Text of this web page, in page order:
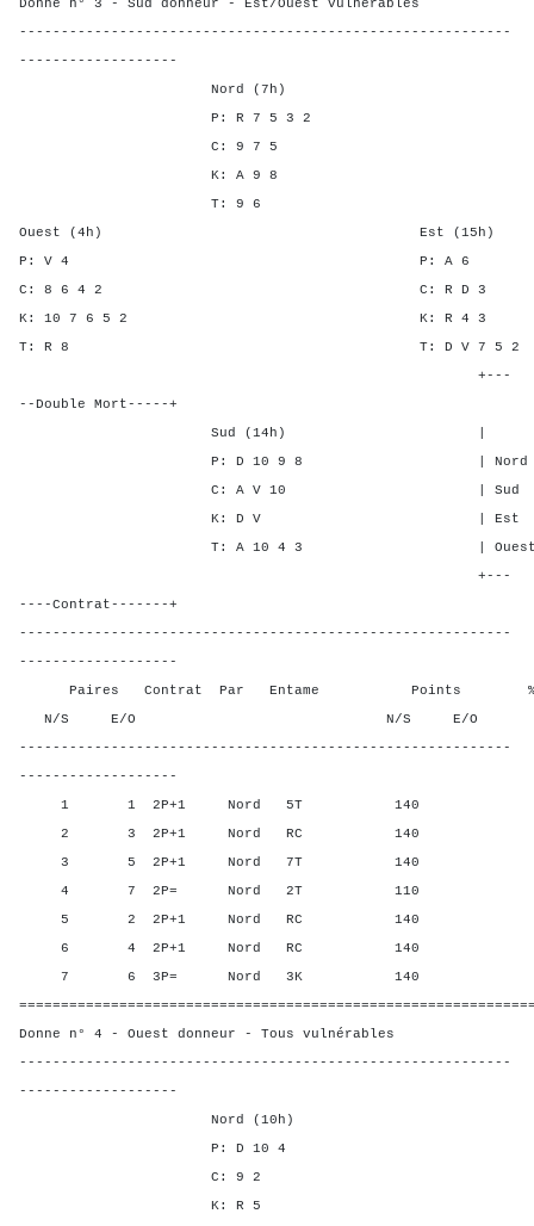
Donne n° 3 - Sud donneur - Est/Ouest vulnérables
-----------------------------------------------------------
-------------------
Nord (7h)
P: R 7 5 3 2
C: 9 7 5
K: A 9 8
T: 9 6
Ouest (4h) Est (15h)
P: V 4 P: A
C: 8 6 4 2 C: R
K: 10 7 6 5 2 K: R
T: R 8 T: D V 7
+---
--Double Mort-----+
Sud (14h) | SA P
P: D 10 9 8 | Nord 2 3
C: A V 10 | Sud 2 3
K: D V | Est - - -
T: A 10 4 3 | Ouest -
+---
----Contrat-------+
-----------------------------------------------------------
-------------------
Paires Contrat Par Entame Points %
N/S E/O N/S E/O N/
-----------------------------------------------------------
-------------------
1 1 2P+1 Nord 5T 140
2 3 2P+1 Nord RC 140
3 5 2P+1 Nord 7T 140
4 7 2P= Nord 2T 110 0,00
5 2 2P+1 Nord RC 140
6 4 2P+1 Nord RC 140
7 6 3P= Nord 3K 140
Donne n° 4 - Ouest donneur - Tous vulnérables
-----------------------------------------------------------
-------------------
Nord (10h)
P: D 10 4
C: 9 2
K: R 5